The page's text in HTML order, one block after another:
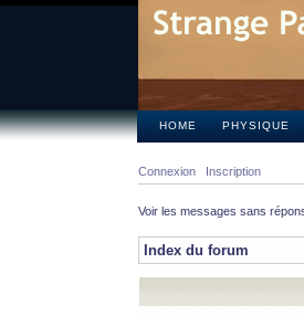
HOME PHYSIQUE
Connexion Inscription
Voir les messages sans
Index du forum